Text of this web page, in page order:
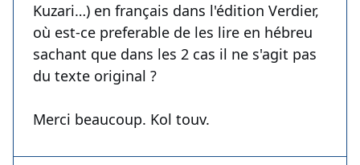
Kuzari…) en français dans l'édition Verdier,
où est-ce preferable de les lire en hébreu
sachant que dans les 2 cas il ne s'agit pas
du texte original ?
Merci beaucoup. Kol touv.